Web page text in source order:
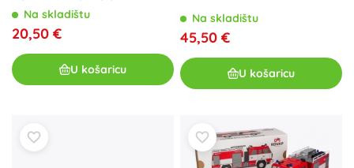
Na skladištu
20,50 €
U košaricu
Na skladištu
45,50 €
U košaricu